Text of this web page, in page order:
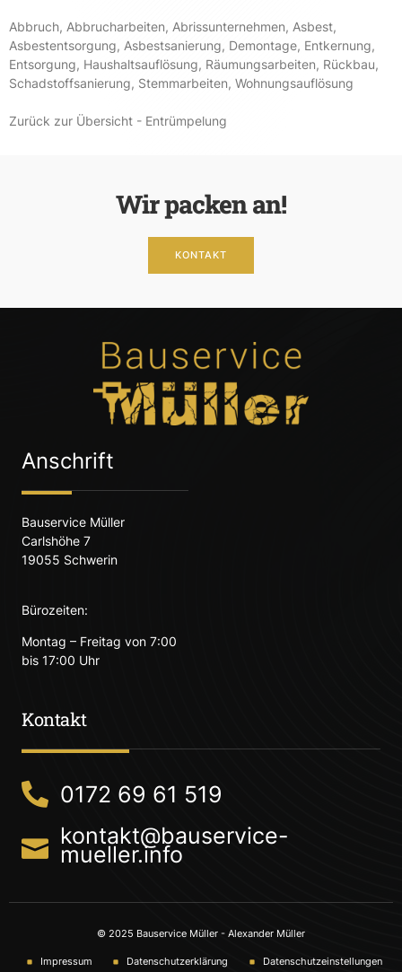
Abbruch, Abbrucharbeiten, Abrissunternehmen, Asbest,
Asbestentsorgung, Asbestsanierung, Demontage, Entkernung,
Entsorgung, Haushaltsauflösung, Räumungsarbeiten, Rückbau,
Schadstoffsanierung, Stemmarbeiten, Wohnungsauflösung
Zurück zur Übersicht - Entrümpelung
Wir packen an!
KONTAKT
Anschrift
Bauservice Müller
Carlshöhe 7
19055 Schwerin
Bürozeiten:
Montag – Freitag von 7:00
bis 17:00 Uhr
Kontakt
0172 69 61 519
kontakt@bauservice-
mueller.info
© 2025 Bauservice Müller - Alexander Müller
Impressum Datenschutzerklärung Datenschutzeinstellungen